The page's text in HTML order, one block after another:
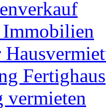
Fertighaus
vermieten